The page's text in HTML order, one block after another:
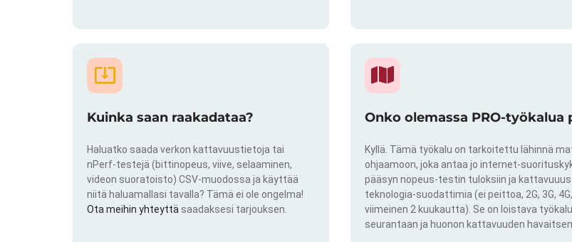
Kuinka saan raakadataa?
Haluatko saada verkon kattavuustietoja tai
nPerf-testejä (bittinopeus, viive, selaaminen,
videon suoratoisto) CSV-muodossa ja käyttää
niitä haluamallasi tavalla? Tämä ei ole ongelma!
Ota meihin yhteyttä saadaksesi tarjouksen.
Onko olemassa PRO-
Kyllä. Tämä työkalu on tarkoitettu lähinnä
ohjaamoon, joka antaa jo internet-
pääsyn nopeus-testin tuloksiin ja
teknologia-suodattimia (ei peittoa, 2G, 3G,
viimeinen 2 kuukautta). Se on loistava
seurantaan ja huonon kattavuuden